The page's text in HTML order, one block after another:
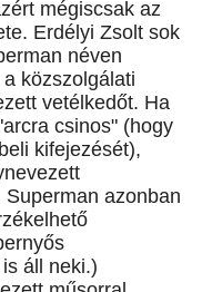
mégiscsak az
Erdélyi Zsolt sok
néven
közszolgálati
vetélkedőt. Ha
csinos" (hogy
kifejezését),
azonban
áll neki.)